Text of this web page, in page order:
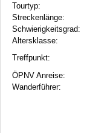
Tourtyp:
Streckenlänge:
Schwierigkeitsgrad:
Altersklasse:
Treffpunkt:
ÖPNV Anreise:
Wanderführer: